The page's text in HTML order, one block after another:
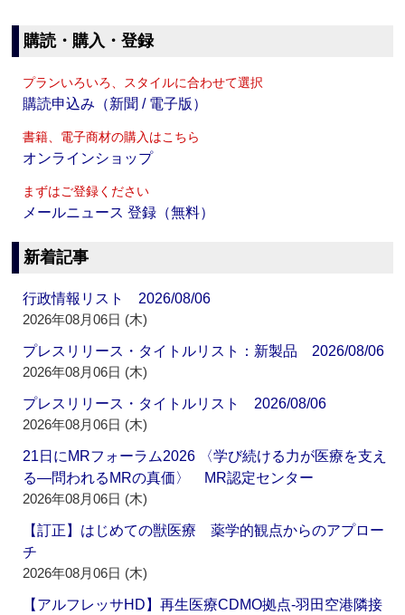
購読・購入・登録
プランいろいろ、スタイルに合わせて選択
購読申込み（新聞 / 電子版）
書籍、電子商材の購入はこちら
オンラインショップ
まずはご登録ください
メールニュース 登録（無料）
新着記事
行政情報リスト 2026/08/06
2026年08月06日 (木)
プレスリリース・タイトルリスト：新製品 2026/08/06
2026年08月06日 (木)
プレスリリース・タイトルリスト 2026/08/06
2026年08月06日 (木)
21日にMRフォーラム2026 〈学び続ける力が医療を支え
る―問われるMRの真価〉 MR認定センター
2026年08月06日 (木)
【訂正】はじめての獣医療 薬学的観点からのアプロー
チ
2026年08月06日 (木)
【アルフレッサHD】再生医療CDMO拠点‐羽田空港隣接